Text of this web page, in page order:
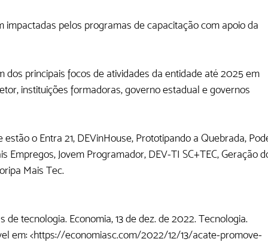
impactadas pelos programas de capacitação com apoio da
principais focos de atividades da entidade até 2025 em
instituições formadoras, governo estadual e governos
o Entra 21, DEVinHouse, Prototipando a Quebrada,
Empregos, Jovem Programador, DEV-TI SC+TEC, Geração
Mais Tec.
tecnologia. Economia, 13 de dez. de 2022. Tecnologia.
em: <https://economiasc.com/2022/12/13/acate-promove-